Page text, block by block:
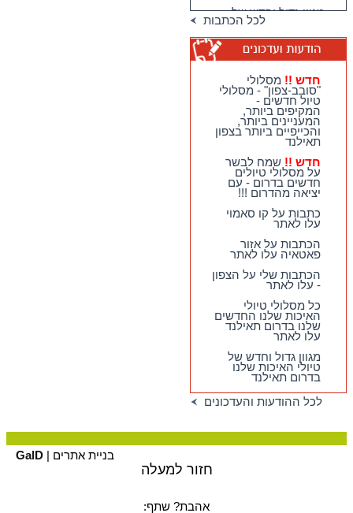
מגוון גדול וחדש של
טיולי האיכות שלנו
טיולי יום מהואה הין -
מבחר גדול של
מסלולים כייפיים
וחווייתיים לנופשים
בהואה הין !!
חדש !!מסלולי
"סובב-צפון" - מסלולי
טיול חדשים - המקיפים
ביותר, המעניינים
ביותר, והכייפיים ביותר
בצפון תאילנד
חדש !! שמח לבשר על
מסלולי טיולים חדשים
בדרום - עם יציאה
מהדרום !!!
לכל הכתבות
חדש !! מסלולי
"סובב-צפון" - מסלולי
טיול חדשים -
המקיפים ביותר,
המעניינים ביותר,
והכייפיים ביותר בצפון
תאילנד
חדש !! שמח לבשר
על מסלולי טיולים
חדשים בדרום - עם
יציאה מהדרום !!!
כתבות על קו סאמוי
עלו לאתר
הכתבות על אזור
פאטאיה עלו לאתר
הכתבות שלי על הצפון
- עלו לאתר
כל מסלולי טיולי
האיכות שלנו החדשים
שלנו בדרום תאילנד
עלו לאתר
מגוון גדול וחדש של
טיולי האיכות שלנו
בדרום תאילנד
לכל ההודעות והעדכונים
בניית אתרים | GalD
חזור למעלה
אהבת? שתף: